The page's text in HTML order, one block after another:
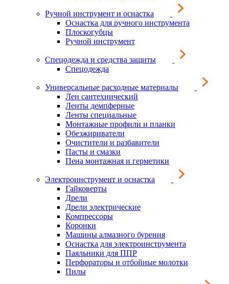
Ручной инструмент и оснастка
Оснастка для ручного инструмента
Плоскогубцы
Ручной инструмент
Спецодежда и средства защиты
Спецодежда
Универсальные расходные материалы
Лен сантехнический
Ленты демпферные
Ленты специальные
Монтажные профили и планки
Обезжириватели
Очистители и разбавители
Пасты и смазки
Пена монтажная и герметики
Электроинструмент и оснастка
Гайковерты
Дрели
Дрели электрические
Компрессоры
Коронки
Машины алмазного бурения
Оснастка для электроинструмента
Паяльники для ППР
Перфораторы и отбойные молотки
Пилы